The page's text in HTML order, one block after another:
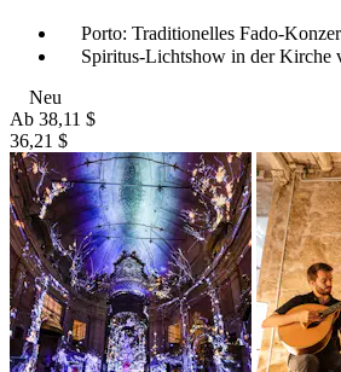
Porto: Traditionelles Fado-
Spiritus-Lichtshow in der Kirche
Neu
Ab 38,11 $
36,21 $